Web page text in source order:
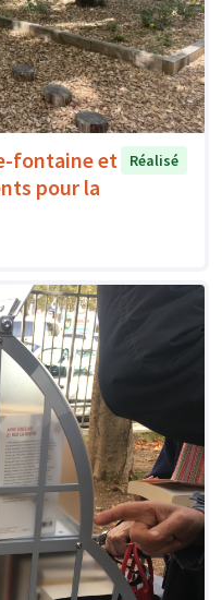
fontaine et
pour la
Réalisé